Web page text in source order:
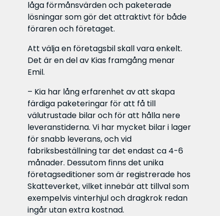
låga förmånsvärden och paketerade
lösningar som gör det attraktivt för både
föraren och företaget.
Att välja en företagsbil skall vara enkelt.
Det är en del av Kias framgång menar
Emil.
– Kia har lång erfarenhet av att skapa
färdiga paketeringar för att få till
välutrustade bilar och för att hålla nere
leveranstiderna. Vi har mycket bilar i lager
för snabb leverans, och vid
fabriksbeställning tar det endast ca 4-6
månader. Dessutom finns det unika
företagseditioner som är registrerade hos
Skatteverket, vilket innebär att tillval som
exempelvis vinterhjul och dragkrok redan
ingår utan extra kostnad.